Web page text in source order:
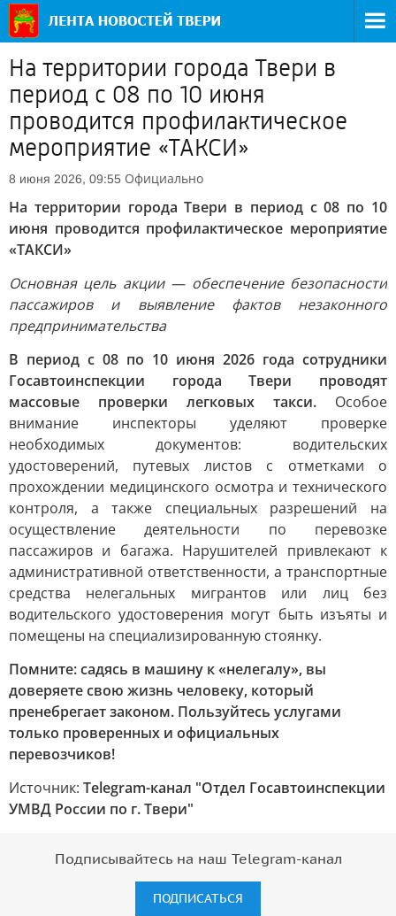
На территории города Твери в
период с 08 по 10 июня
проводится профилактическое
мероприятие «ТАКСИ»
8 июня 2026, 09:55 Официально
На территории города Твери в период с 08 по 10
июня проводится профилактическое мероприятие
«ТАКСИ»
Основная цель акции — обеспечение безопасности
пассажиров и выявление фактов незаконного
предпринимательства
В период с 08 по 10 июня 2026 года сотрудники
Госавтоинспекции города Твери проводят
массовые проверки легковых такси. Особое
внимание инспекторы уделяют проверке
необходимых документов: водительских
удостоверений, путевых листов с отметками о
прохождении медицинского осмотра и технического
контроля, а также специальных разрешений на
осуществление деятельности по перевозке
пассажиров и багажа. Нарушителей привлекают к
административной ответственности, а транспортные
средства нелегальных мигрантов или лиц без
водительского удостоверения могут быть изъяты и
помещены на специализированную стоянку.
Помните: садясь в машину к «нелегалу», вы
доверяете свою жизнь человеку, который
пренебрегает законом. Пользуйтесь услугами
только проверенных и официальных
перевозчиков!
Источник: Telegram-канал "Отдел Госавтоинспекции
УМВД России по г. Твери"
Подписывайтесь на наш Telegram-канал
ПОДПИСАТЬСЯ